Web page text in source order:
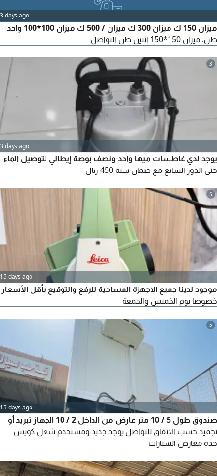
ومعدات الورش وخطوط انتاج متكاملة لمصانع الأثاث
3 days ago
ميزان 150 ك ميزان 300 ك ميزان / 500 ك ميزان 100*100 واحد
طن. ميزان 150*150 اثنين طن التواصل
3
3 days ago
يوجد لدي غاطسات ميها واحد ونصف بوصة إيطالي لتوصيل الماء
حتى الدور السابع مع ضمان سنة 450 ريال
5
15 days ago
موجود لدينا جميع الاجهزة المساحية للرفع والتوقيع بأقل الأسعار
خصوصا يوم الخميس والجمعة
5
15 days ago
صندوق طول 5 / 10 متر عارض من الداخل 2 / 10 الجهاز تبريد أو
تجميد حسب الاتفاق للتواصل يوجد جديد ومستخدم شغل كويس
جدة معارض السيارات